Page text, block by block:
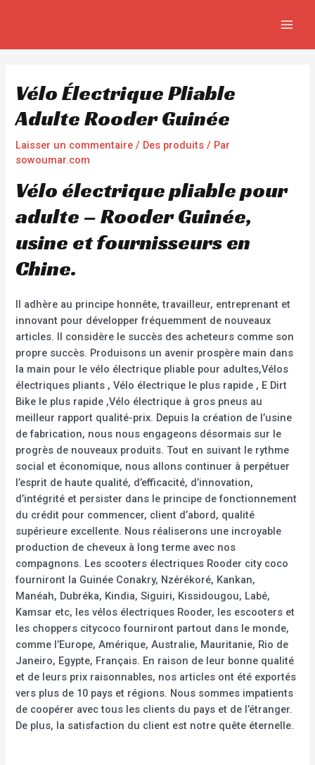
Vélo Électrique Pliable
Adulte Rooder Guinée
Laisser un commentaire / Des produits / Par
sowoumar.com
Vélo électrique pliable pour
adulte – Rooder Guinée,
usine et fournisseurs en
Chine.
Il adhère au principe honnête, travailleur, entreprenant et
innovant pour développer fréquemment de nouveaux
articles. Il considère le succès des acheteurs comme son
propre succès. Produisons un avenir prospère main dans
la main pour le vélo électrique pliable pour adultes,Vélos
électriques pliants , Vélo électrique le plus rapide , E Dirt
Bike le plus rapide ,Vélo électrique à gros pneus au
meilleur rapport qualité-prix. Depuis la création de l’usine
de fabrication, nous nous engageons désormais sur le
progrès de nouveaux produits. Tout en suivant le rythme
social et économique, nous allons continuer à perpétuer
l’esprit de haute qualité, d’efficacité, d’innovation,
d’intégrité et persister dans le principe de fonctionnement
du crédit pour commencer, client d’abord, qualité
supérieure excellente. Nous réaliserons une incroyable
production de cheveux à long terme avec nos
compagnons. Les scooters électriques Rooder city coco
fourniront la Guinée Conakry, Nzérékoré, Kankan,
Manéah, Dubréka, Kindia, Siguiri, Kissidougou, Labé,
Kamsar etc, les vélos électriques Rooder, les escooters et
les choppers citycoco fourniront partout dans le monde,
comme l’Europe, Amérique, Australie, Mauritanie, Rio de
Janeiro, Egypte, Français. En raison de leur bonne qualité
et de leurs prix raisonnables, nos articles ont été exportés
vers plus de 10 pays et régions. Nous sommes impatients
de coopérer avec tous les clients du pays et de l’étranger.
De plus, la satisfaction du client est notre quête éternelle.